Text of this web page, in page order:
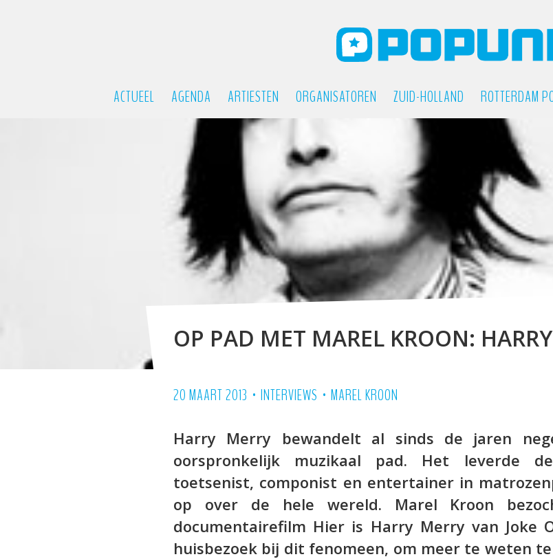
ACTUEEL AGENDA ARTIESTEN ORGANISATOREN ZUID-HOLLAND ROTTERDAM
OP PAD MET MAREL KROON:
20 MAART 2013 • INTERVIEWS • MAREL KROON
Harry Merry bewandelt al sinds de jaren
oorspronkelijk muzikaal pad. Het leverde
toetsenist, componist en entertainer in
op over de hele wereld. Marel Kroon
documentairefilm Hier is Harry Merry van Joke
huisbezoek bij dit fenomeen, om meer te weten